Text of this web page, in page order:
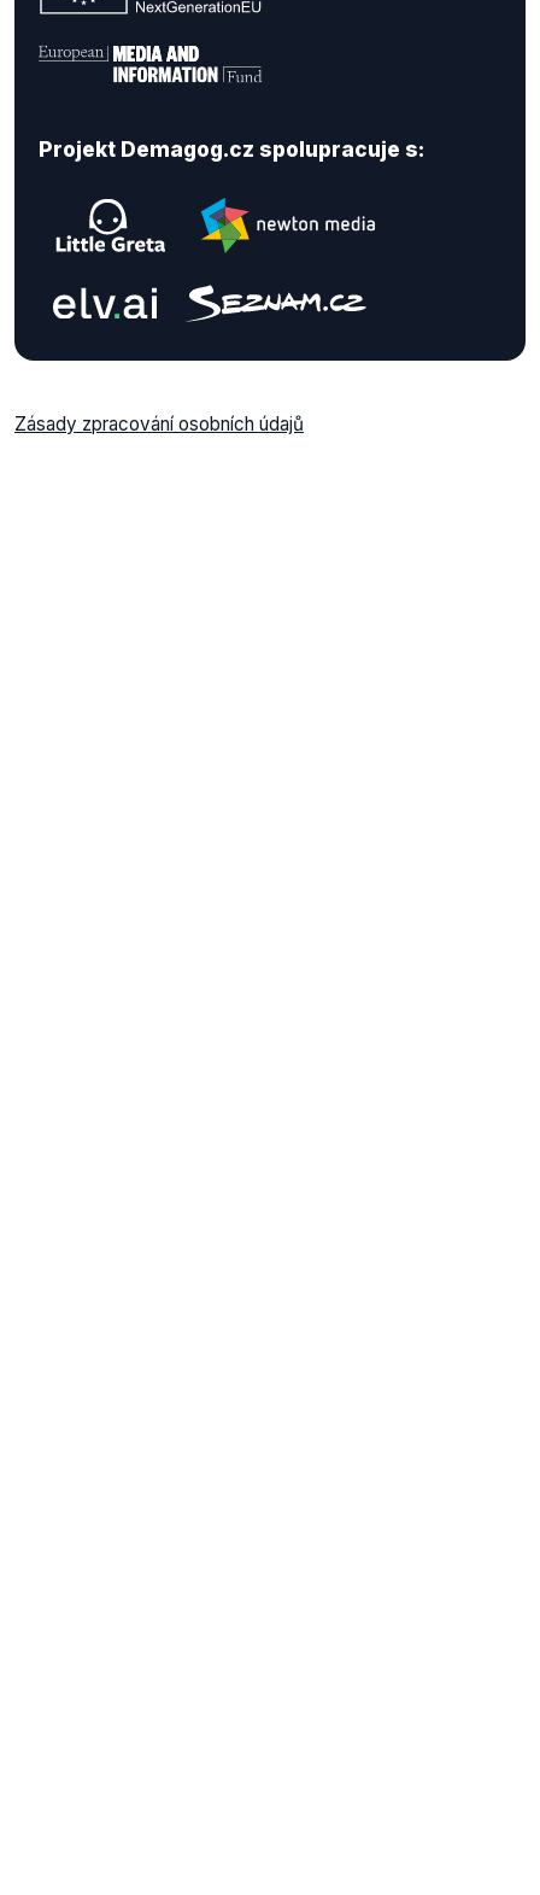
Projekt Demagog.cz spolupracuje s:
Zásady zpracování osobních údajů